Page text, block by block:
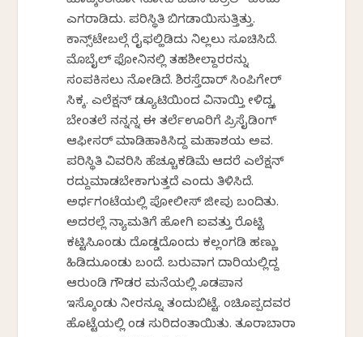
ಎಗರಾಡಿದು. ಪರಿಸ್ಥಿತಿ ಬಿಗಡಾಯಿಸುತ್ತಿತ್ತು.
ಕಾನ್ಸ್‌ಟೇಬಲ್ಗೆ ರೈಫಲ್ಹಿಡಿದು ನಿಲ್ಲಲು ಸೂಚಿಸಿದೆ.
ಮೊಬೈಲ್ ಫೋನಿನಲ್ಲಿ ತಹಶೀಲ್ದಾರರನ್ನು
ಸಂಪಕಿಸಲು ನೋಡಿದೆ. ಶಿರಸ್ತೆದಾರ್ ಸಿಂಪಿಗೇರ್
ಸಿಕ್ಕ. ಎಲೆಕ್ಷನ್ ಡ್ಯೂಟಿಯಿಂದ ವಿನಾಯ್ತಿ ಕೇಳಿದ್ದಕ್ಕೆ
ಬೇಕೆಂತಲೆ ನನ್ನನ್ನ ಈ ತರ್ಲೆಊರಿಗೆ ಪ್ರಿಸೈಡಿಂಗ್
ಆಫೀಸರ್ ಮಾಡಿಹಾಕಿಸಿದ್ದ ಮಹಾಶಯ ಅವ.
ಪರಿಸ್ಥಿತಿ ವಿವರಿಸಿ ಹೆಚ್ಚೂಕಡಿಮೆ ಆದರೆ ಎಲೆಕ್ಷನ್
ರದ್ದುಮಾಡಬೇಕಾಗುತ್ತದೆ ಎಂದು ತಿಳಿಸಿದೆ.
ಅರ್ಧಗಂಟೆಯಲ್ಲಿ ಪೋಲೀಸ್ ಜೀಪು ಬಂದಿತು.
ಅದರಲ್ಲೆ ನ್ಯಾಮತಿಗೆ ಹೋಗಿ ಐವತ್ತು ರೊಟ್ಟಿ
ಕಟ್ಟಿಸಿಕೊಂಡು ದೊಡ್ಡದೊಂದು ಕಲ್ಲಂಗಡಿ ಹಣ್ಣು
ಹಿಡಿದುಕೊಂಡು ಬಂದೆ. ಬರುವಾಗ ದಾರಿಯಲ್ಲಿದ್ದ
ಆರುಂಡಿ ಗೌಡರ ಮನೆಯಲ್ಲಿ ಕೊಡಪಾನ
ಇಸ್ಕೊಂಡು ನೀರನ್ನೂ ತಂದುಬಿಟ್ಟೆ. ಕೆಂಚಿಕೊಪ್ಪದವರ
ಹೊಟ್ಟೆಯಲ್ಲಿ ಕೆಂಡ ಸುರಿದಂತಾಯಿತು. ತೂರಾಬಾರಾ